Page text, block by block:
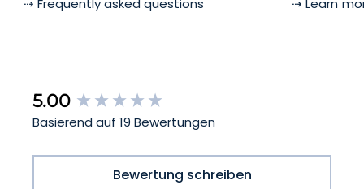
⇢ Frequently asked questions ⇢ Learn
5.00
Basierend auf 19 Bewertungen
Bewertung schreiben
New content loaded